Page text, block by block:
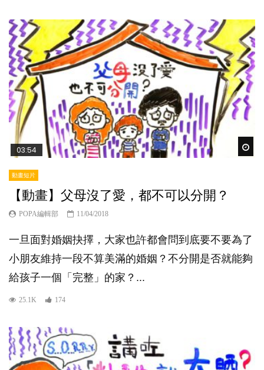
03:54
動畫短片
【動畫】父母沒了愛，都不可以分開？
POPA編輯部 11/04/2018
一旦面對婚姻抉擇，大家也許都會問到底要不要為了
小朋友維持一段不算美滿的婚姻？不分開是否就能夠
給孩子一個「完整」的家？...
25.1K 174